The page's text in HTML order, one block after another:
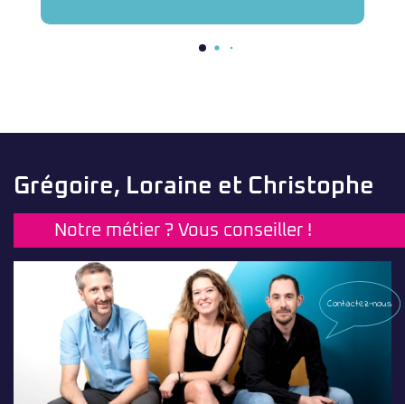
Grégoire, Loraine et Christophe
Notre métier ? Vous conseiller !
Contactez-nous